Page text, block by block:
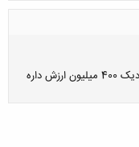
مالیات بر ارث مال و اموال برای اولاد متوفی که نزدیک 400 میلیون ارزش داره